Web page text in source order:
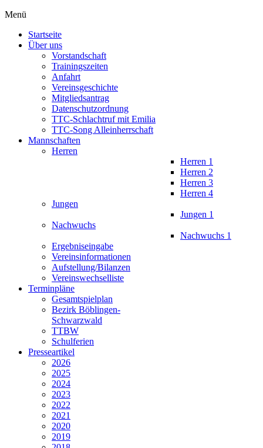
Menü
Startseite
Über uns
Vorstandschaft
Trainingszeiten
Anfahrt
Vereinsgeschichte
Mitgliedsantrag
Datenschutzordnung
TTC-Schlachtruf mit Emilia
TTC-Song Alleinherrschaft
Mannschaften
Herren
Herren 1
Herren 2
Herren 3
Herren 4
Jungen
Jungen 1
Nachwuchs
Nachwuchs 1
Ergebniseingabe
Vereinsinformationen
Aufstellung/Bilanzen
Vereinswechselliste
Terminpläne
Gesamtspielplan
Bezirk Böblingen-
Schwarzwald
TTBW
Schulferien
Presseartikel
2026
2025
2024
2023
2022
2021
2020
2019